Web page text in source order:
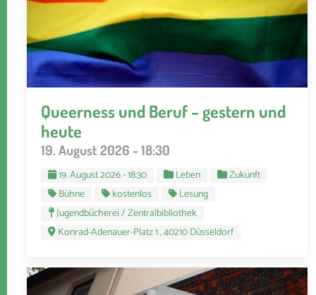
Queerness und Beruf – gestern und
heute
19. August 2026 - 18:30
19. August 2026 - 18:30 Leben
Zukunft
Bühne
kostenlos
Lesung
Jugendbücherei / Zentralbibliothek
Konrad-Adenauer-Platz 1 , 40210 Düsseldorf